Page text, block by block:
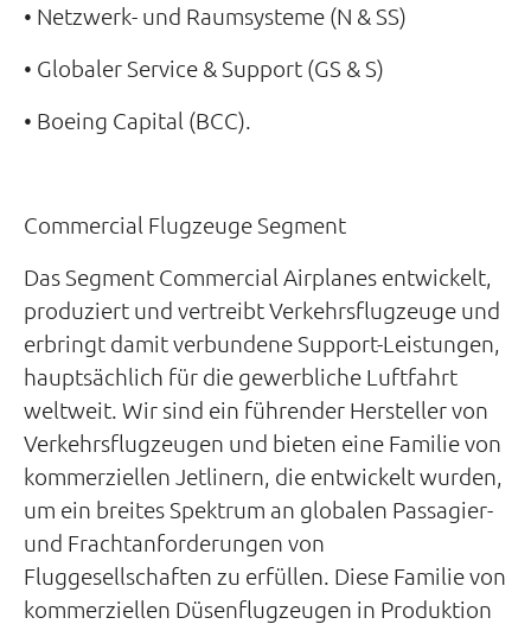
• Netzwerk- und Raumsysteme (N & SS)
• Globaler Service & Support (GS & S)
• Boeing Capital (BCC).
Commercial Flugzeuge Segment
Das Segment Commercial Airplanes entwickelt,
produziert und vertreibt Verkehrsflugzeuge und
erbringt damit verbundene Support-Leistungen,
hauptsächlich für die gewerbliche Luftfahrt
weltweit. Wir sind ein führender Hersteller von
Verkehrsflugzeugen und bieten eine Familie von
kommerziellen Jetlinern, die entwickelt wurden,
um ein breites Spektrum an globalen Passagier-
und Frachtanforderungen von
Fluggesellschaften zu erfüllen. Diese Familie von
kommerziellen Düsenflugzeugen in Produktion